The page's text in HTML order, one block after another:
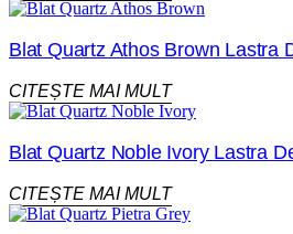
Blat Quartz Athos Brown Lastra
CITEȘTE MAI MULT
Blat Quartz Noble Ivory Lastra
CITEȘTE MAI MULT